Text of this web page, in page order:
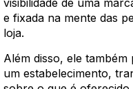
visibilidade de uma
e fixada na mente das
loja.
Além disso, ele
um estabelecimento,